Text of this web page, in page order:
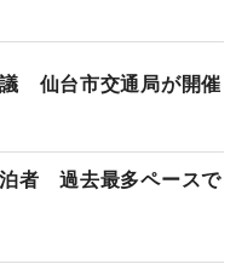
仙台市交通局が開催
者 過去最多ペースで